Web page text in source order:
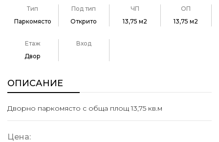
Тип
Паркомясто
Под тип
Открито
ЧП
13,75 м2
ОП
13,75 м2
Етаж
Двор
Вход
ОПИСАНИЕ
Дворно паркомясто с обща площ 13,75 кв.м
Цена: